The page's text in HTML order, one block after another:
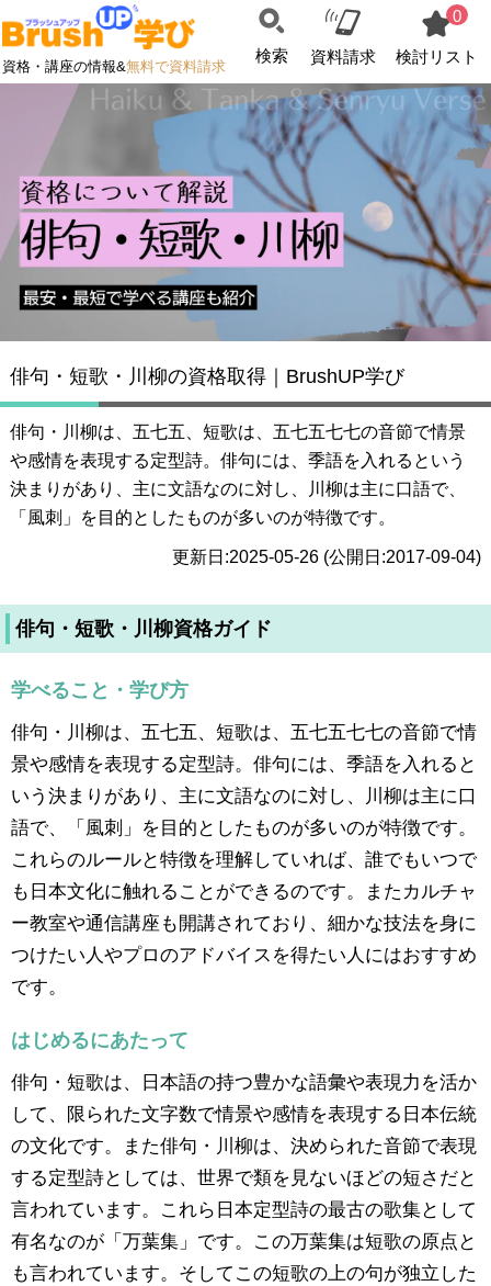
資格・講座の情報&無料で資料請求
検索 資料請求
0
検討リスト
俳句・短歌・川柳の資格取得｜BrushUP学び
俳句・川柳は、五七五、短歌は、五七五七七の音節で情景
や感情を表現する定型詩。俳句には、季語を入れるという
決まりがあり、主に文語なのに対し、川柳は主に口語で、
「風刺」を目的としたものが多いのが特徴です。
更新日:2025-05-26 (公開日:2017-09-04)
俳句・短歌・川柳資格ガイド
学べること・学び方
俳句・川柳は、五七五、短歌は、五七五七七の音節で情
景や感情を表現する定型詩。俳句には、季語を入れると
いう決まりがあり、主に文語なのに対し、川柳は主に口
語で、「風刺」を目的としたものが多いのが特徴です。
これらのルールと特徴を理解していれば、誰でもいつで
も日本文化に触れることができるのです。またカルチャ
ー教室や通信講座も開講されており、細かな技法を身に
つけたい人やプロのアドバイスを得たい人にはおすすめ
です。
はじめるにあたって
俳句・短歌は、日本語の持つ豊かな語彙や表現力を活か
して、限られた文字数で情景や感情を表現する日本伝統
の文化です。また俳句・川柳は、決められた音節で表現
する定型詩としては、世界で類を見ないほどの短さだと
言われています。これら日本定型詩の最古の歌集として
有名なのが「万葉集」です。この万葉集は短歌の原点と
も言われています。そしてこの短歌の上の句が独立した